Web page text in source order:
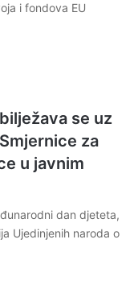
i fondova EU
se uz
za
u javnim
dan djeteta,
Ujedinjenih naroda o